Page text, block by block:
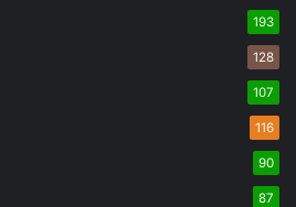
193
128
107
116
90
87